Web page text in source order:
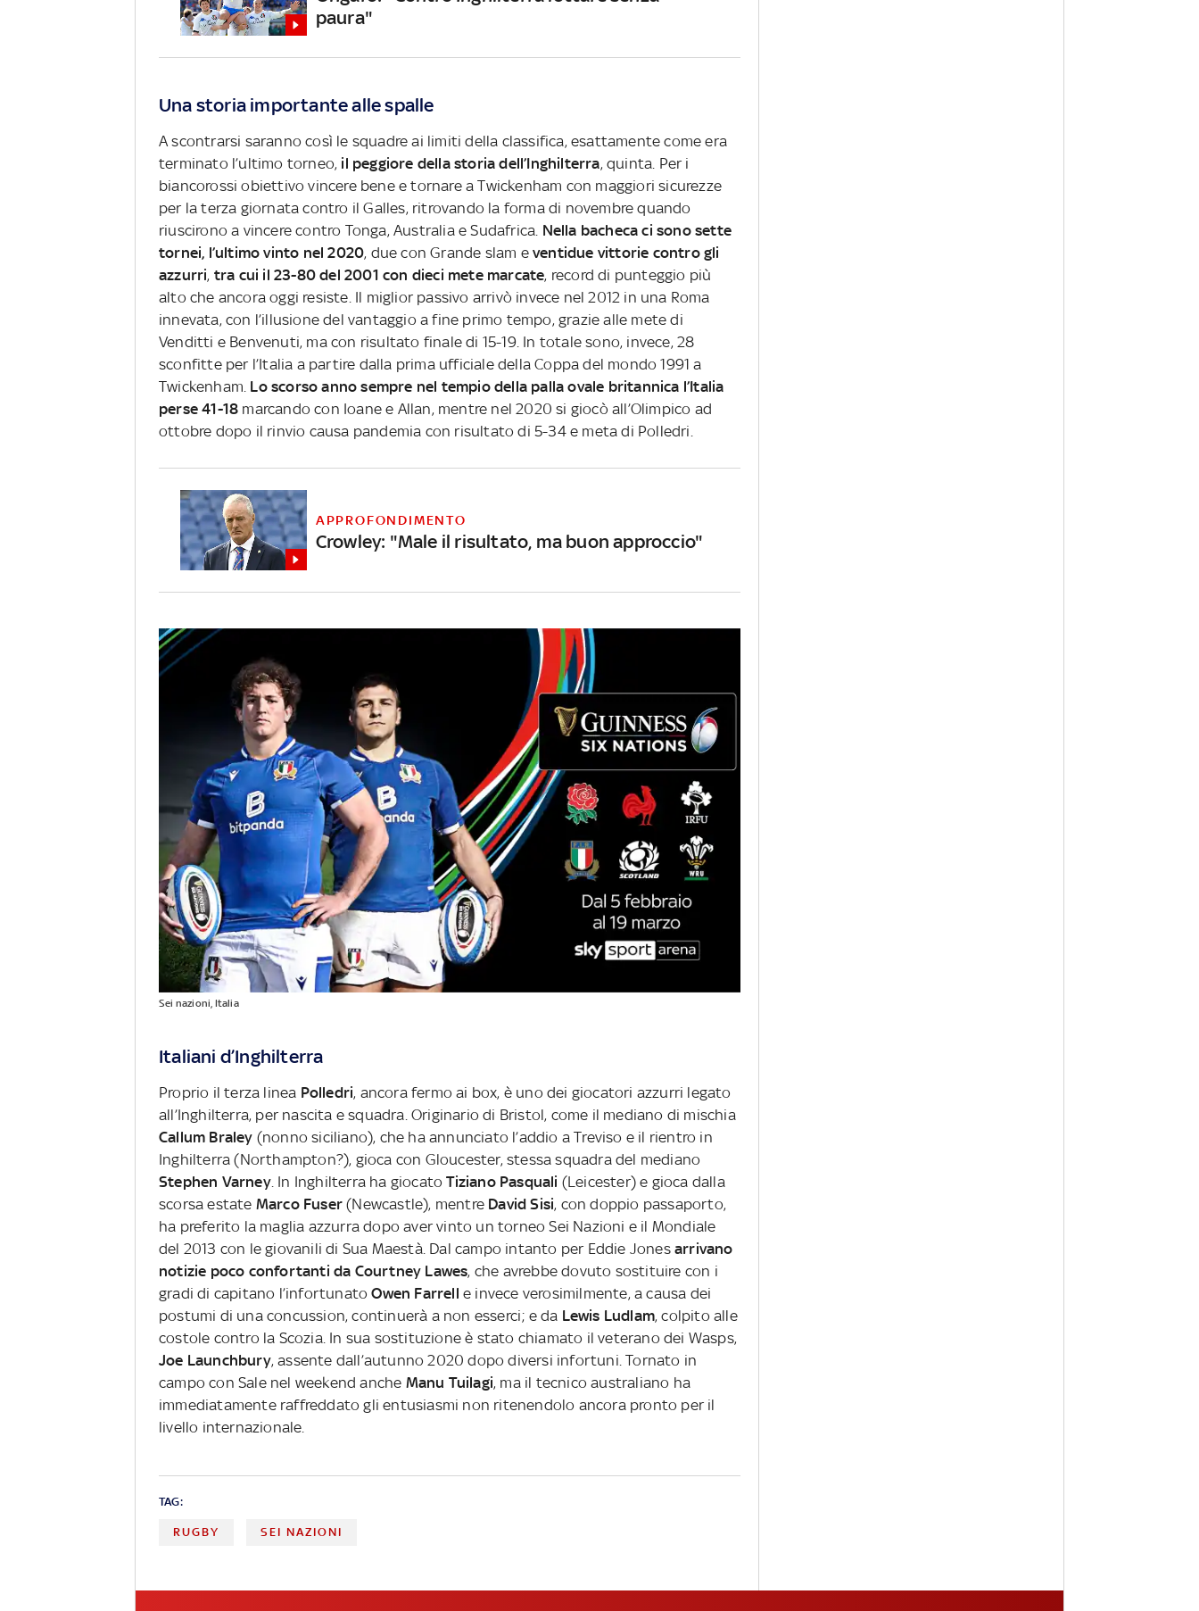
paura"
Una storia importante alle spalle
A scontrarsi saranno così le squadre ai limiti della classifica, esattamente come era
terminato l’ultimo torneo, il peggiore della storia dell’Inghilterra, quinta. Per i
biancorossi obiettivo vincere bene e tornare a Twickenham con maggiori sicurezze
per la terza giornata contro il Galles, ritrovando la forma di novembre quando
riuscirono a vincere contro Tonga, Australia e Sudafrica. Nella bacheca ci sono sette
tornei, l’ultimo vinto nel 2020, due con Grande slam e ventidue vittorie contro gli
azzurri, tra cui il 23-80 del 2001 con dieci mete marcate, record di punteggio più
alto che ancora oggi resiste. Il miglior passivo arrivò invece nel 2012 in una Roma
innevata, con l’illusione del vantaggio a fine primo tempo, grazie alle mete di
Venditti e Benvenuti, ma con risultato finale di 15-19. In totale sono, invece, 28
sconfitte per l’Italia a partire dalla prima ufficiale della Coppa del mondo 1991 a
Twickenham. Lo scorso anno sempre nel tempio della palla ovale britannica l’Italia
perse 41-18 marcando con Ioane e Allan, mentre nel 2020 si giocò all’Olimpico ad
ottobre dopo il rinvio causa pandemia con risultato di 5-34 e meta di Polledri.
APPROFONDIMENTO
Crowley: "Male il risultato, ma buon approccio"
Sei nazioni, Italia
Italiani d’Inghilterra
Proprio il terza linea Polledri, ancora fermo ai box, è uno dei giocatori azzurri legato
all’Inghilterra, per nascita e squadra. Originario di Bristol, come il mediano di mischia
Callum Braley (nonno siciliano), che ha annunciato l’addio a Treviso e il rientro in
Inghilterra (Northampton?), gioca con Gloucester, stessa squadra del mediano
Stephen Varney. In Inghilterra ha giocatoTiziano Pasquali (Leicester) e gioca dalla
scorsa estate Marco Fuser(Newcastle), mentre David Sisi, con doppio passaporto,
ha preferito la maglia azzurra dopo aver vinto un torneo Sei Nazioni e il Mondiale
del 2013 con le giovanili di Sua Maestà. Dal campo intanto per Eddie Jones arrivano
notizie poco confortanti da Courtney Lawes, che avrebbe dovuto sostituire con i
gradi di capitano l’infortunatoOwen Farrell e invece verosimilmente, a causa dei
postumi di una concussion, continuerà a non esserci; e da Lewis Ludlam, colpito alle
costole contro la Scozia. In sua sostituzione è stato chiamato il veterano dei Wasps,
Joe Launchbury, assente dall’autunno 2020 dopo diversi infortuni.Tornato in
campo con Sale nel weekend anche Manu Tuilagi, ma il tecnico australiano ha
immediatamente raffreddato gli entusiasmi non ritenendolo ancora pronto per il
livello internazionale.
TAG:
RUGBY SEI NAZIONI